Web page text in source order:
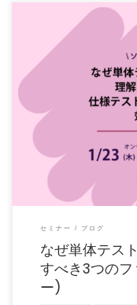
「なぜ単体テストの導入はう
うか。 単体テストはソフ […]
セミナー ブログ
なぜ単体テス
すべき3つの
ー)